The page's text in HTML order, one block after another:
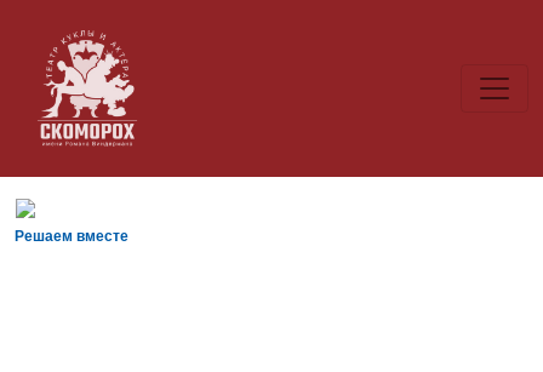
Решаем вместе